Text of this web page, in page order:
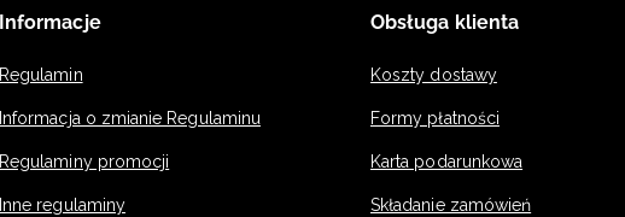
Informacje
Regulamin
Informacja o zmianie Regulaminu
Regulaminy promocji
Inne regulaminy
Obsługa klienta
Koszty dostawy
Formy płatności
Karta podarunkowa
Składanie zamówień